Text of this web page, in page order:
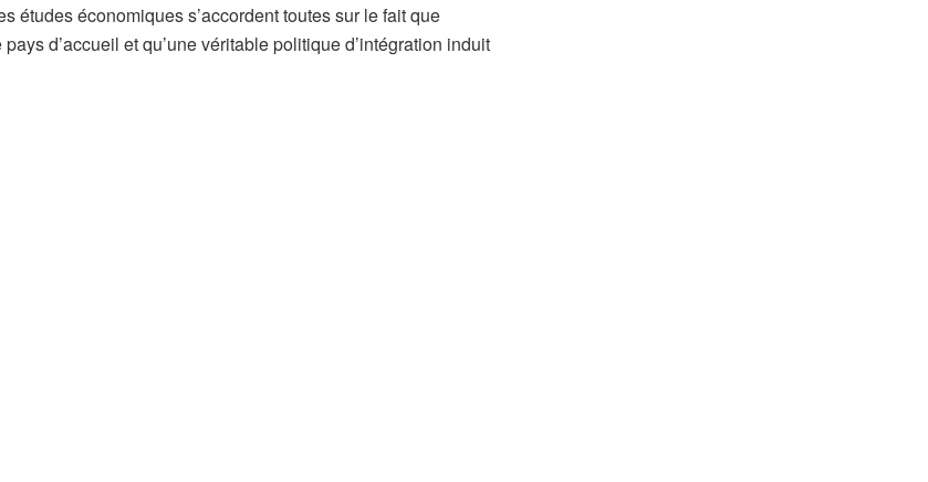
études économiques s’accordent toutes sur le fait que
d’accueil et qu’une véritable politique d’intégration induit